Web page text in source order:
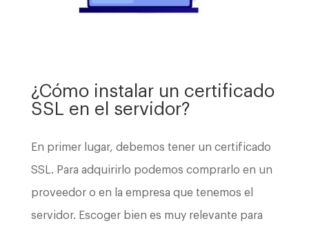
¿Cómo instalar un certificado
SSL en el servidor?
En primer lugar, debemos tener un certificado
SSL. Para adquirirlo podemos comprarlo en un
proveedor o en la empresa que tenemos el
servidor. Escoger bien es muy relevante para